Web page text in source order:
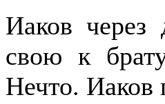
Иаков через
свою к
Нечто. Иаков